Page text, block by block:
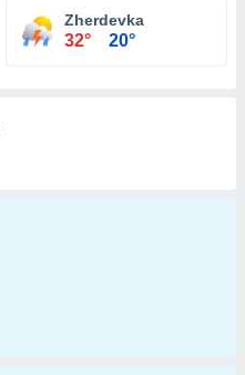
Zherdevka
32° 20°